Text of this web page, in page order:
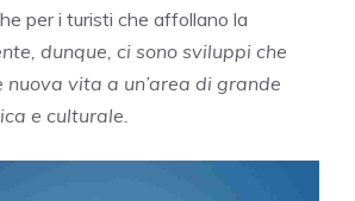
per i turisti che affollano la
dunque, ci sono sviluppi che
vita a un’area di grande
e culturale.